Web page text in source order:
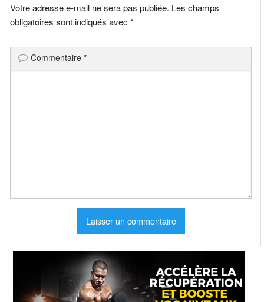
Votre adresse e-mail ne sera pas publiée. Les champs
obligatoires sont indiqués avec*
Commentaire*